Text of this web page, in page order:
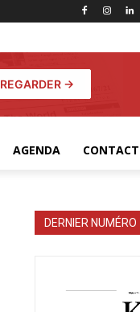
REGARDER →
AGENDA CONTACT
DERNIER NUMÉRO